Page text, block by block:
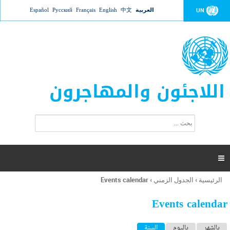
Jump to navigation UN العربية 中文
English
Français
Русский
Español
اللاجئون والمهاجرون
ت
ر
ل
ح
ب

أنت
هنا
الرئيسية › الجدول الزمني ›
Events calendar
Events calendar